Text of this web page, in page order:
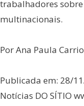
trabalhadores
multinacionais.
Por Ana Paula
Publicada em: 28/
Notícias DO SÍTIO